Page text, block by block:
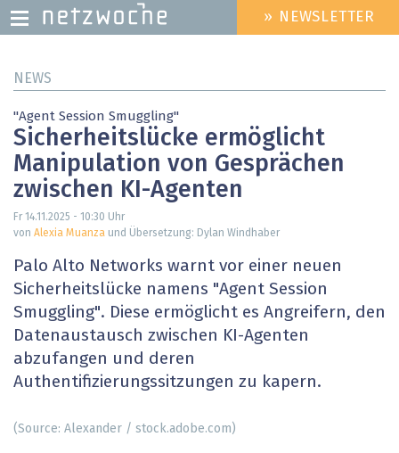
zum
HEADER
MENU
» NEWSLETTER
NEWS
"Agent Session Smuggling"
Sicherheitslücke ermöglicht
Manipulation von Gesprächen
zwischen KI-Agenten
Fr 14.11.2025 - 10:30 Uhr
von Alexia Muanza und Übersetzung: Dylan Windhaber
Palo Alto Networks warnt vor einer neuen
Sicherheitslücke namens "Agent Session
Smuggling". Diese ermöglicht es Angreifern, den
Datenaustausch zwischen KI-Agenten
abzufangen und deren
Authentifizierungssitzungen zu kapern.
(Source: Alexander / stock.adobe.com)